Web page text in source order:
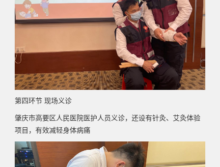
第四环节 现场义诊
肇庆市高要区人民医院医护人员义诊，还设有针灸、艾灸体验
项目，有效减轻身体病痛